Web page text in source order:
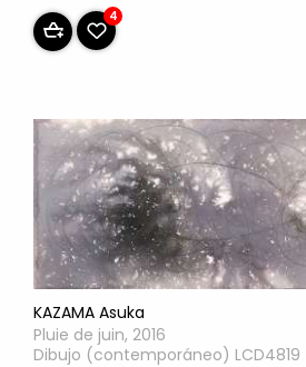
4
KAZAMA Asuka
Pluie de juin, 2016
Dibujo (contemporáneo) LCD4819